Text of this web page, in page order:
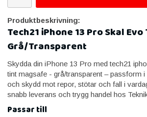
Produktbeskrivning:
Tech21 iPhone 13 Pro Skal
Grå/Transparent
Skydda din iPhone 13 Pro med tech21
tint magsafe - grå/transparent – passform i
och skydd mot repor, stötar och fall i
snabb leverans och trygg handel hos
Passar till